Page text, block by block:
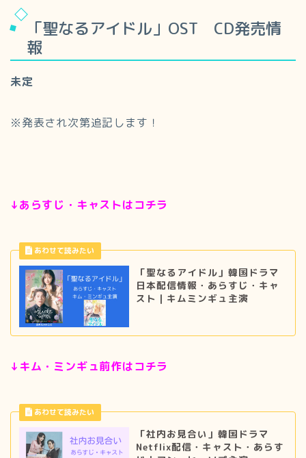
「聖なるアイドル」OST CD発売情
報
未定
※発表され次第追記します！
↓あらすじ・キャストはコチラ
「聖なるアイドル」韓国ドラマ
日本配信情報・あらすじ・キャ
スト｜キムミンギュ主演
↓キム・ミンギュ前作はコチラ
「社内お見合い」韓国ドラマ
Netflix配信・キャスト・あらす